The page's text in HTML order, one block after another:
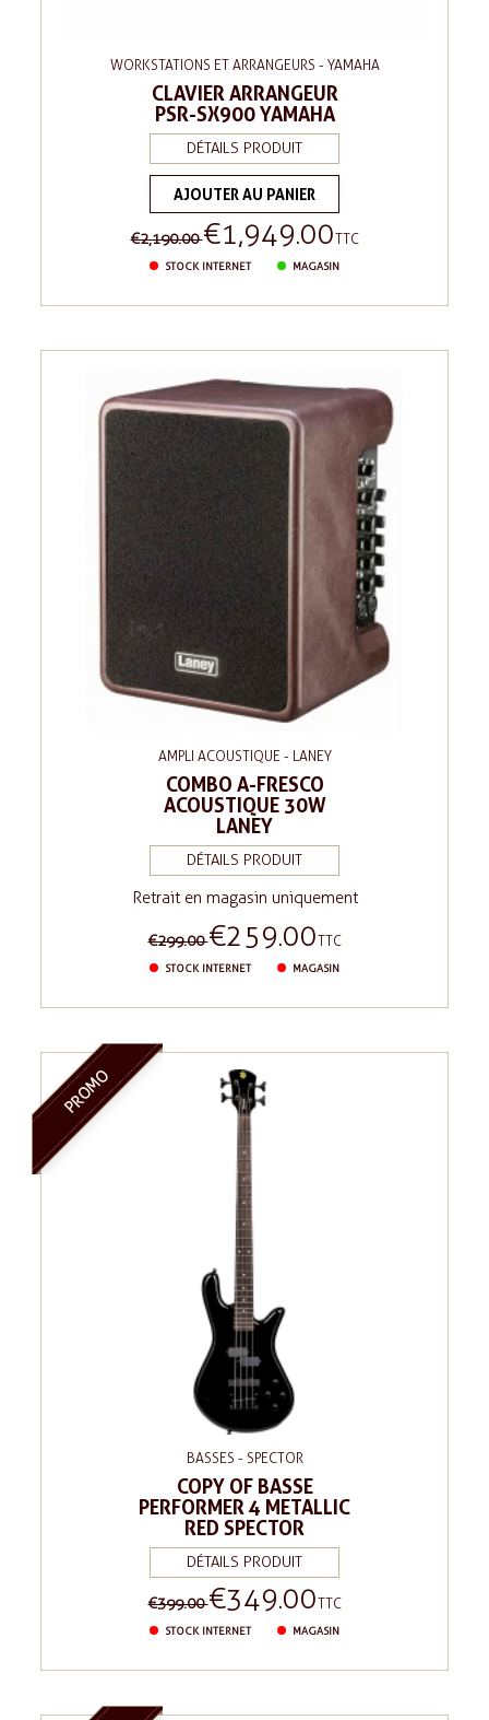
WORKSTATIONS ET ARRANGEURS - YAMAHA
CLAVIER ARRANGEUR
PSR-SX900 YAMAHA
DÉTAILS PRODUIT
AJOUTER AU PANIER
Regular
€2,190.00Price
€1,949.00TTC
STOCK INTERNET MAGASIN
AMPLI ACOUSTIQUE - LANEY
COMBO A-FRESCO
ACOUSTIQUE 30W
LANEY
DÉTAILS PRODUIT
Retrait en magasin uniquement
Regular
€299.00Price
€259.00TTC
STOCK INTERNET MAGASIN
PROMO
BASSES - SPECTOR
COPY OF BASSE
PERFORMER 4 METALLIC
RED SPECTOR
DÉTAILS PRODUIT
Regular
€399.00Price
€349.00TTC
STOCK INTERNET MAGASIN